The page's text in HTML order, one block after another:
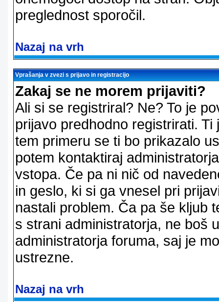
preglednost sporočil.
Nazaj na vrh
Vprašanja v zvezi s prijavo in registracijo
Zakaj se ne morem prijaviti?
Ali si se registriral? Ne? To je
prijavo predhodno registrirati.
tem primeru se ti bo prikazalo
potem kontaktiraj
vstopa. Če pa ni nič od
in geslo, ki si ga vnesel pri
nastali problem. Ča pa še kljub
s strani administratorja, ne boš
administratorja foruma, saj je
ustrezne.
Nazaj na vrh